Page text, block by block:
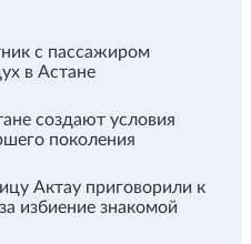
с пассажиром
в Астане
создают условия
поколения
Актау приговорили к
избиение знакомой